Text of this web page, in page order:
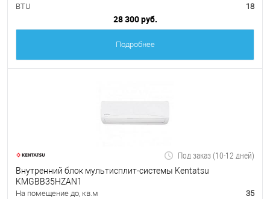
BTU
18
28 300 руб.
Подробнее
Под заказ (10-12 дней)
Внутренний блок мультисплит-системы Kentatsu
KMGBB35HZAN1
На помещение до, кв.м
35